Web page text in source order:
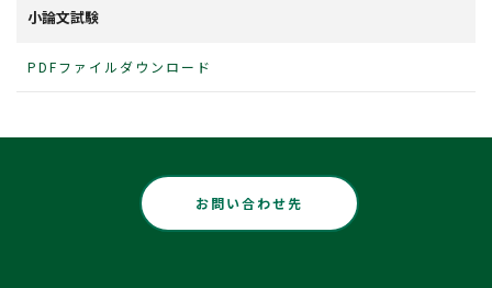
小論文試験
PDFファイルダウンロード
お問い合わせ先